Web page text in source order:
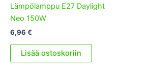
Lämpölamppu E27 Daylight
Neo 150W
6,96 €
Lisää ostoskoriin